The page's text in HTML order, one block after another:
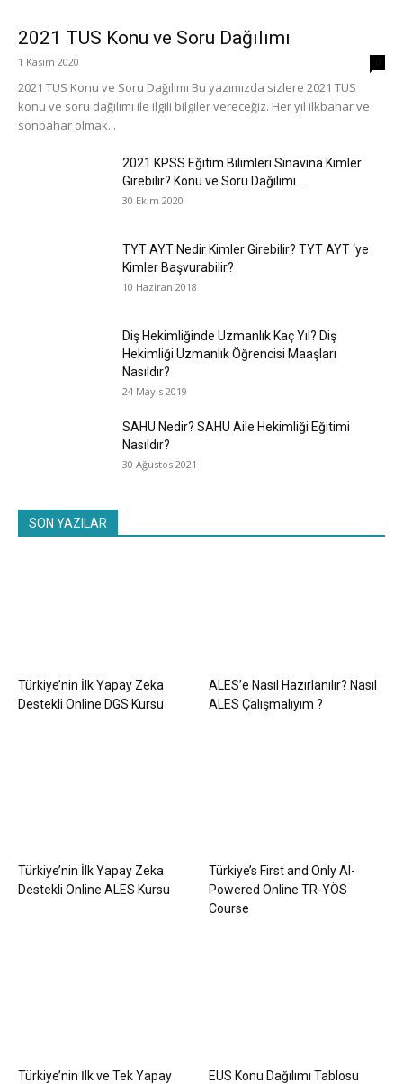
2021 TUS Konu ve Soru Dağılımı
1 Kasım 2020
2021 TUS Konu ve Soru Dağılımı Bu yazımızda sizlere 2021 TUS
konu ve soru dağılımı ile ilgili bilgiler vereceğiz. Her yıl ilkbahar ve
sonbahar olmak...
2021 KPSS Eğitim Bilimleri Sınavına Kimler
Girebilir? Konu ve Soru Dağılımı...
30 Ekim 2020
TYT AYT Nedir Kimler Girebilir? TYT AYT ‘ye
Kimler Başvurabilir?
10 Haziran 2018
Diş Hekimliğinde Uzmanlık Kaç Yıl? Diş
Hekimliği Uzmanlık Öğrencisi Maaşları
Nasıldır?
24 Mayıs 2019
SAHU Nedir? SAHU Aile Hekimliği Eğitimi
Nasıldır?
30 Ağustos 2021
SON YAZILAR
Türkiye’nin İlk Yapay Zeka
Destekli Online DGS Kursu
ALES’e Nasıl Hazırlanılır? Nasıl
ALES Çalışmalıyım ?
Türkiye’nin İlk Yapay Zeka
Destekli Online ALES Kursu
Türkiye’s First and Only AI-
Powered Online TR-YÖS
Course
Türkiye’nin İlk ve Tek Yapay EUS Konu Dağılımı Tablosu